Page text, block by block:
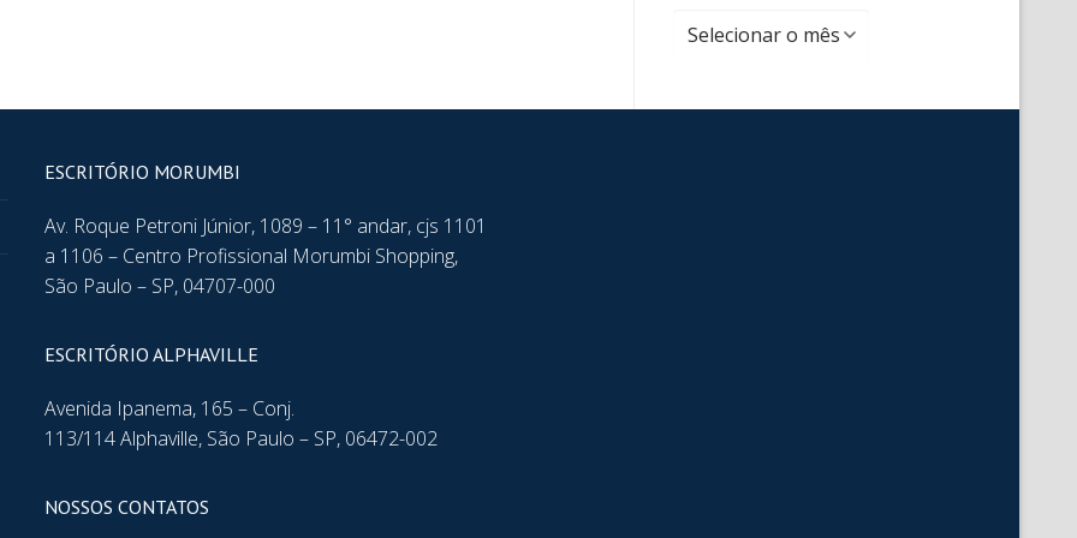
ESCRITÓRIO MORUMBI
Av. Roque Petroni Júnior, 1089 – 11° andar, cjs 1101
a 1106 – Centro Profissional Morumbi Shopping,
São Paulo – SP, 04707-000
ESCRITÓRIO ALPHAVILLE
Avenida Ipanema, 165 – Conj.
113/114 Alphaville, São Paulo – SP, 06472-002
NOSSOS CONTATOS